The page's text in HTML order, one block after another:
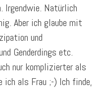
Irgendwie. Natürlich
Aber ich glaube mit
und
Genderdings etc.
nur komplizierter als
ich als Frau ;-) Ich finde,